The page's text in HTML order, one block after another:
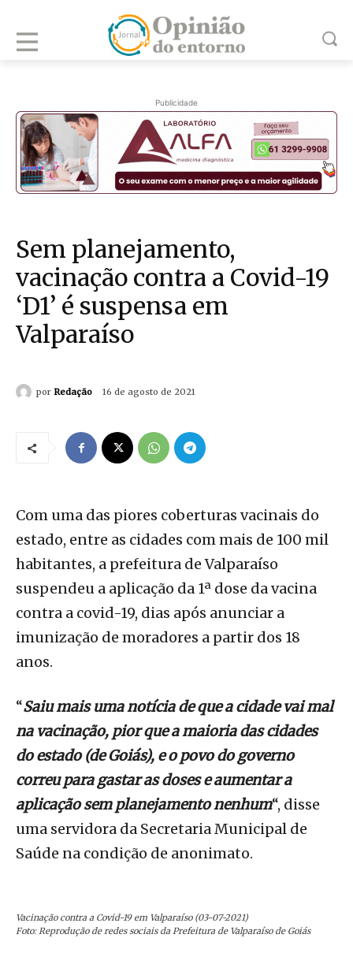
Publicidade
Sem planejamento,
vacinação contra a Covid-19
‘D1’ é suspensa em
Valparaíso
por Redação 16 de agosto de 2021
Com uma das piores coberturas vacinais do
estado, entre as cidades com mais de 100 mil
habitantes, a prefeitura de Valparaíso
suspendeu a aplicação da 1ª dose da vacina
contra a covid-19, dias após anunciar a
imunização de moradores a partir dos 18
anos.
“Saiu mais uma notícia de que a cidade vai mal
na vacinação, pior que a maioria das cidades
do estado (de Goiás), e o povo do governo
correu para gastar as doses e aumentar a
aplicação sem planejamento nenhum“, disse
uma servidora da Secretaria Municipal de
Saúde na condição de anonimato.
Vacinação contra a Covid-19 em Valparaíso (03-07-2021)
Foto: Reprodução de redes sociais da Prefeitura de Valparaíso de Goiás